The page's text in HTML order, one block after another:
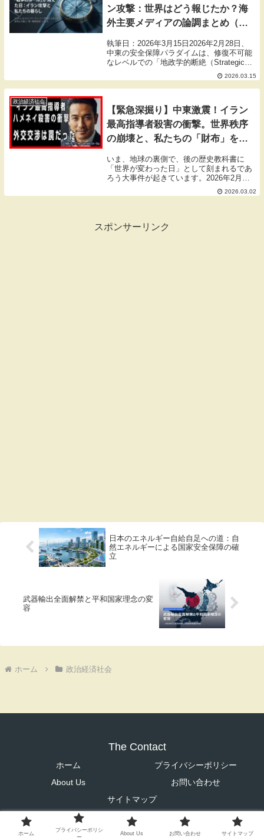
ン攻撃：世界はどう報じたか？海
外主要メディアの論調まとめ（詳
執筆日：2026年3月15日2026年2月28日、
中東の安全保障パラダイムは、修復不可能
なレベルでの「地政学的断絶（Strategic
Rupture）」を迎えました。アメリカ軍の
「エピック・フューリー作戦（Epic
Fury）」と、それに...
2026.03.15
政治経済社会
【緊急深掘り】中東激震！イラン
最高指導者殺害の衝撃。世界秩序
の崩壊と、私たちの「財布」を襲
いま、地球の裏側で、後の歴史教科書に
「世界が変わった日」として刻まれるであ
ろう大事件が起きています。2026年2月末
から3月1日にかけ、アメリカとイスラエル
連合軍がイランに対して電撃的な大規模先
2026.03.02
スポンサーリンク
日本のエネルギー自給自足への道：自
然エネルギーによる国家安全保障の確
立
武器輸出全面解禁と平和国家理念の変
容
ホーム 政治経済社会
The Contact
ホーム
プライバシーポリシー
About Us
お問い合わせ
サイトマップ
© 2021 The Contact.
ホーム
プライバシーポリシ
ー
About Us お問い合わせ サイトマップ